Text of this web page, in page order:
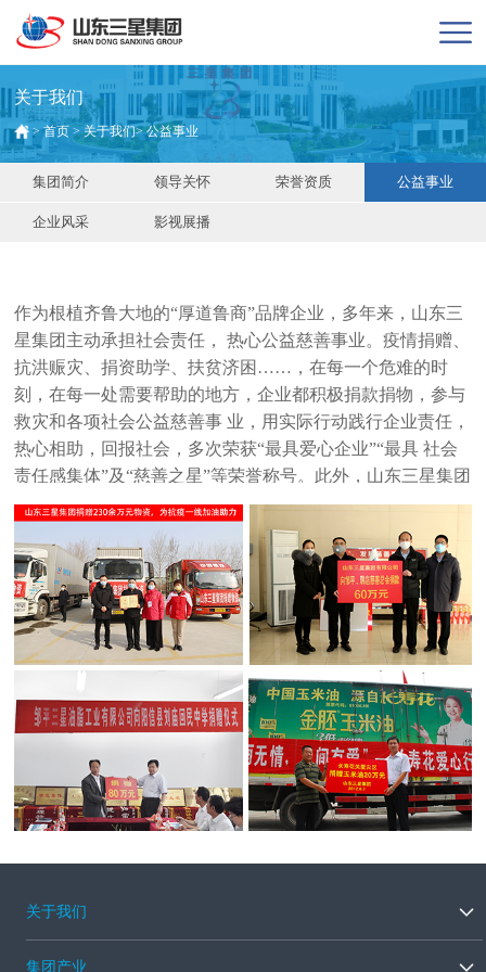
关于我们
>首页 >关于我们>公益事业
集团简介 领导关怀 荣誉资质 公益事业
企业风采 影视展播
作为根植齐鲁大地的“厚道鲁商”品牌企业，多年来，山东三
星集团主动承担社会责任， 热心公益慈善事业。疫情捐赠、
抗洪赈灾、捐资助学、扶贫济困……，在每一个危难的时
刻，在每一处需要帮助的地方，企业都积极捐款捐物，参与
救灾和各项社会公益慈善事 业，用实际行动践行企业责任，
热心相助，回报社会，多次荣获“最具爱心企业”“最具 社会
责任感集体”及“慈善之星”等荣誉称号。此外，山东三星集团
每年都积极参与“慈 心一日捐”活动，坚持走访慰问因病因急
致困的周边群众及职工，在企业内部形成了浓厚 的慈善氛
围。
企业有担当，员工有力量。在集团主动担当、温暖有爱的企
业氛围感召下，企业内部助人 为乐、敬业奉献、诚实守信、
孝老爱亲等正能量行为不断涌现，邹平市第6例、滨州市第
39例造血干细胞捐献者王学峰就是其中的优秀代表。
关于我们
集团产业